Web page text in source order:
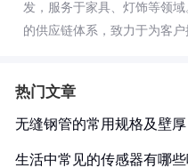
发，服务于家具、灯饰等领
的供应链体系，致力于为客户
热门文章
无缝钢管的常用规格及壁厚
生活中常见的传感器有哪